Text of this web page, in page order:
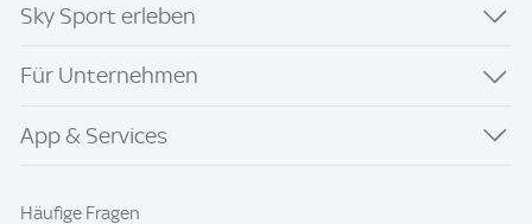
Sky Sport erleben
Für Unternehmen
App & Services
Häufige Fragen